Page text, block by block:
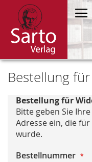
Direkt
zum
Inhalt
Bestellung
Bestellung für
Bitte geben Sie
Adresse ein, die
wurde.
Bestellnummer